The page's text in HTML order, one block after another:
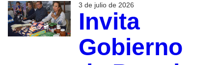
3 de julio de 2026
Invita
Gobierno